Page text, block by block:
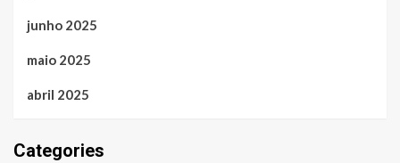
junho 2025
maio 2025
abril 2025
Categories